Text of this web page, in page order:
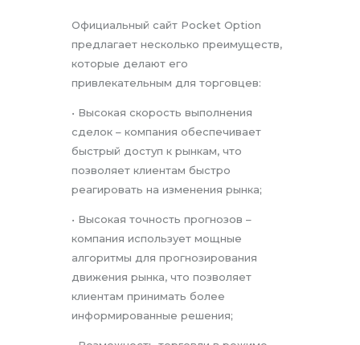
Официальный сайт Pocket Option
предлагает несколько преимуществ,
которые делают его
привлекательным для торговцев:
• Высокая скорость выполнения
сделок – компания обеспечивает
быстрый доступ к рынкам, что
позволяет клиентам быстро
реагировать на изменения рынка;
• Высокая точность прогнозов –
компания использует мощные
алгоритмы для прогнозирования
движения рынка, что позволяет
клиентам принимать более
информированные решения;